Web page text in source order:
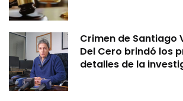
Crimen de Santiago
Del Cero brindó los
detalles de la